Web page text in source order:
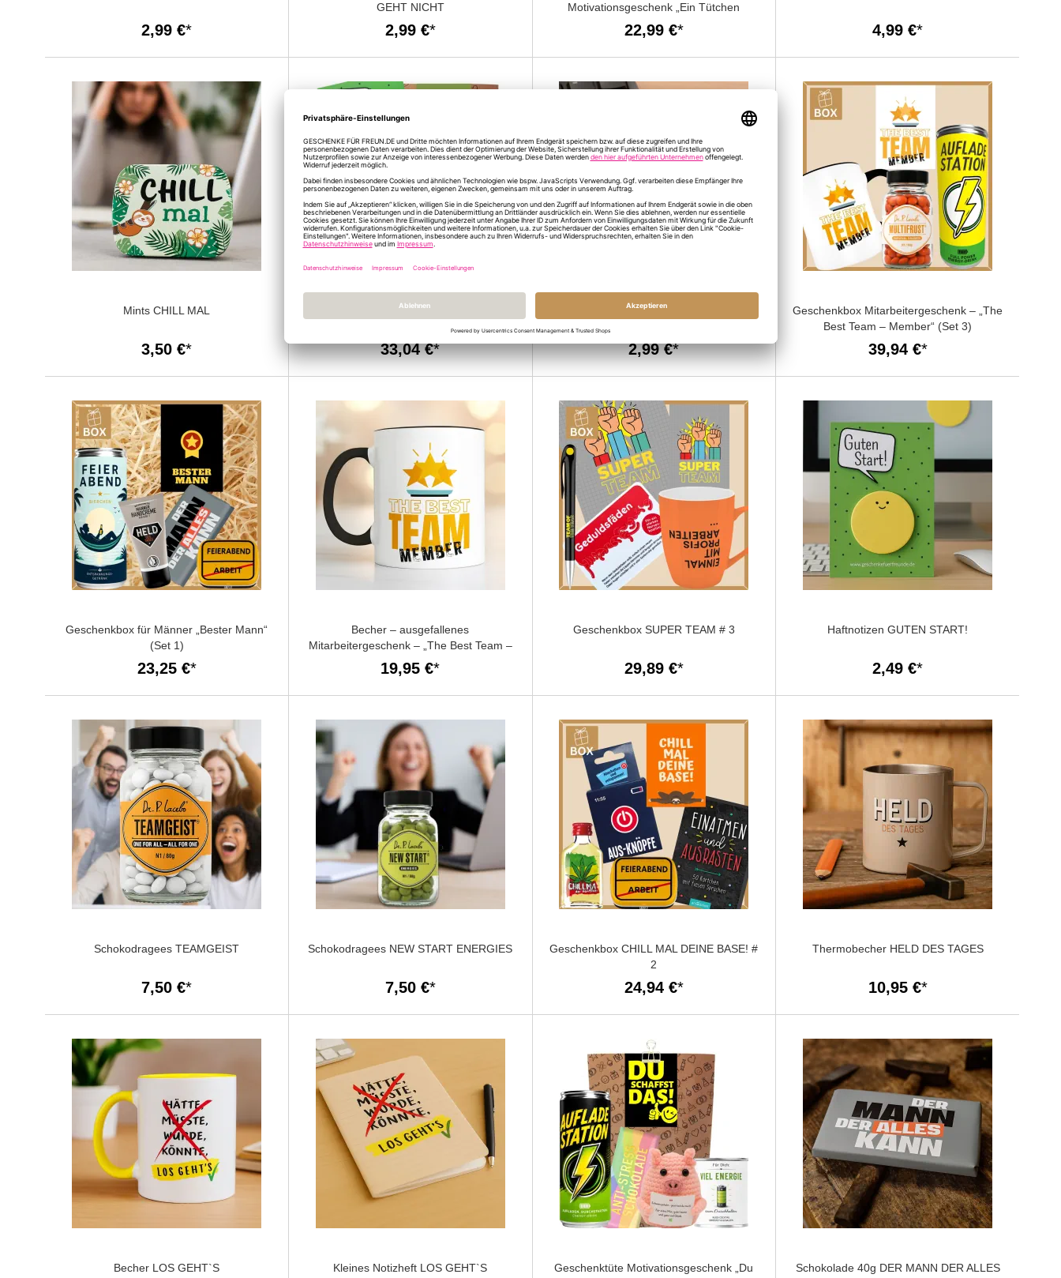
2,99 €
GEHT NICHT
2,99 €
Motivationsgeschenk „Ein Tütchen
Motivation“ (Set 7)
22,99 € 4,99 €
Mints CHILL MAL
3,50 €
Geschenktüte Willkommen zurück –
„Schön, dass du wieder da bist!“ (Set 4)
33,04 €
Kleines Notizheft SUMSI MIT PO
2,99 €
Geschenkbox Mitarbeitergeschenk – „The
Best Team – Member“ (Set 3)
39,94 €
Geschenkbox für Männer „Bester Mann“
(Set 1)
23,25 €
Becher – ausgefallenes
Mitarbeitergeschenk – „The Best Team –
Member“
19,95 €
Geschenkbox SUPER TEAM # 3
29,89 €
Haftnotizen GUTEN START!
2,49 €
Schokodragees TEAMGEIST
7,50 €
Schokodragees NEW START ENERGIES
7,50 €
Geschenkbox CHILL MAL DEINE BASE! #
2
24,94 €
Thermobecher HELD DES TAGES
10,95 €
Becher LOS GEHT`S Kleines Notizheft LOS GEHT`S
Geschenktüte Motivationsgeschenk „Du
Schokolade 40g DER MANN DER ALLES